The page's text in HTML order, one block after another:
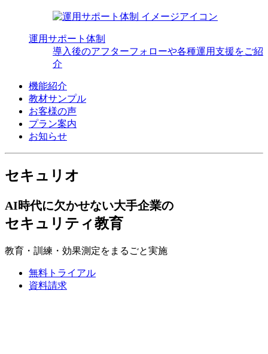
運用サポート体制
導入後のアフターフォローや各種運用支援をご紹
介
機能紹介
教材サンプル
お客様の声
プラン案内
お知らせ
セキュリオ
AI時代に欠かせない大手企業の
セキュリティ教育
教育・訓練・効果測定をまるごと実施
無料トライアル
資料請求